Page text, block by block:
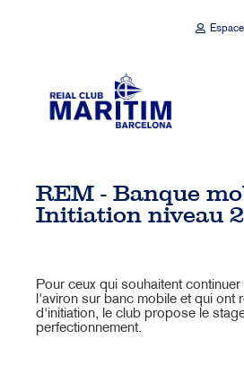
REM - Banque
Initiation niveau 2
Pour ceux qui souhaitent
l'aviron sur banc mobile et qui ont
d'initiation, le club propose le
perfectionnement.